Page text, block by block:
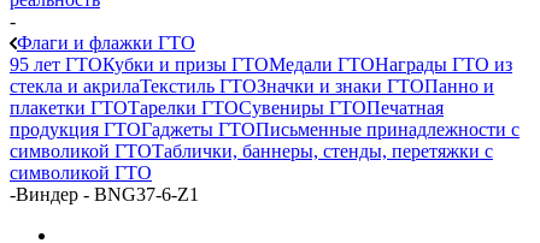
-
Флаги и флажки ГТО
95 лет ГТОКубки и призы ГТОМедали ГТОНаграды ГТО из
стекла и акрилаТекстиль ГТОЗначки и знаки ГТОПанно и
плакетки ГТОТарелки ГТОСувениры ГТОПечатная
продукция ГТОГаджеты ГТОПисьменные принадлежности с
символикой ГТОТаблички, баннеры, стенды, перетяжки с
символикой ГТО
-Виндер - BNG37-6-Z1